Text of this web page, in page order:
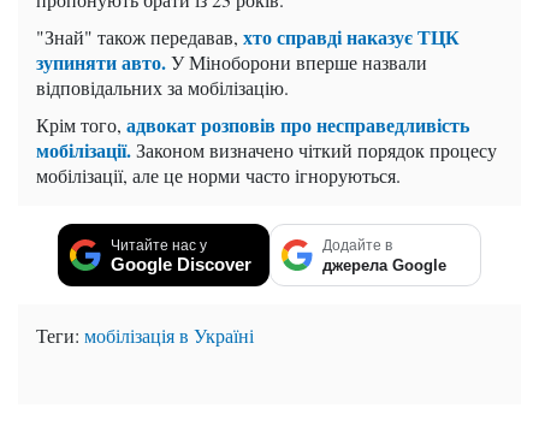
"Знай" також передавав, хто справді наказує ТЦК
зупиняти авто.У Міноборони вперше назвали
відповідальних за мобілізацію.
Крім того, адвокат розповів про несправедливість
мобілізації.Законом визначено чіткий порядок процесу
мобілізації, але це норми часто ігноруються.
Читайте нас у
Google Discover
Додайте в
джерела Google
Теги: мобілізація в Україні